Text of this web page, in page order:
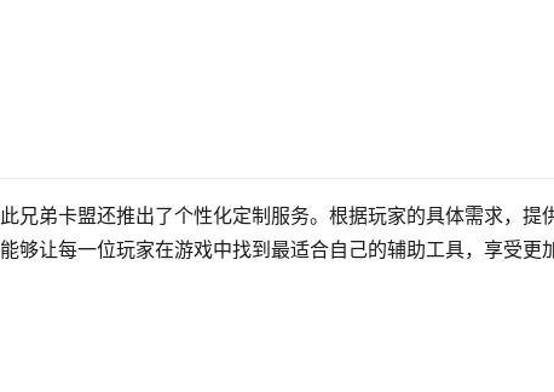
兄弟卡盟还推出了个性化定制服务。根据玩家的具体需求，提
够让每一位玩家在游戏中找到最适合自己的辅助工具，享受更